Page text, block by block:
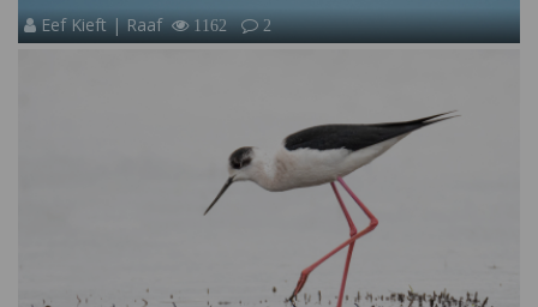
Eef Kieft | Raaf 1162 2